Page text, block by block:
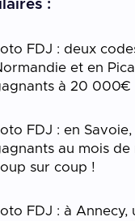
:
FDJ : deux
et en
à 20 000€
FDJ : en
au mois de
sur coup !
FDJ : à Annecy,